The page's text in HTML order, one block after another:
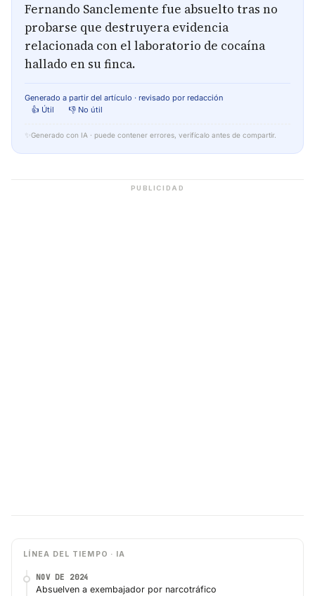
Fernando Sanclemente fue absuelto tras no
probarse que destruyera evidencia
relacionada con el laboratorio de cocaína
hallado en su finca.
Generado a partir del artículo · revisado por redacción
👍 Útil
👎 No útil
✨ Generado con IA · puede contener errores, verifícalo antes de compartir.
PUBLICIDAD
LÍNEA DEL TIEMPO · IA
NOV DE 2024
Absuelven a exembajador por narcotráfico